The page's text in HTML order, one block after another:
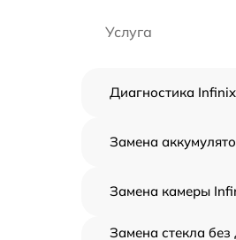
Услуга
Диагностика
Замена
Замена камеры
Замена стекла